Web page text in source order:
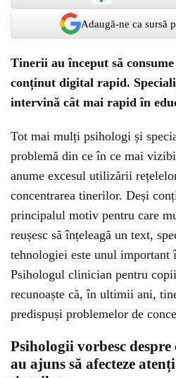
Adaugă-ne ca sursă
Tinerii au început să
conținut digital rapid.
intervină cât mai rapid în
Tot mai mulți psihologi și
problemă din ce în ce mai
anume excesul utilizării
concentrarea tinerilor. Deși
principalul motiv pentru care
reușesc să înțeleagă un text,
tehnologiei este unul important
Psihologul clinician pentru
recunoaște că, în ultimii ani,
predispuși problemelor de
Psihologii vorbesc despre
au ajuns să afecteze